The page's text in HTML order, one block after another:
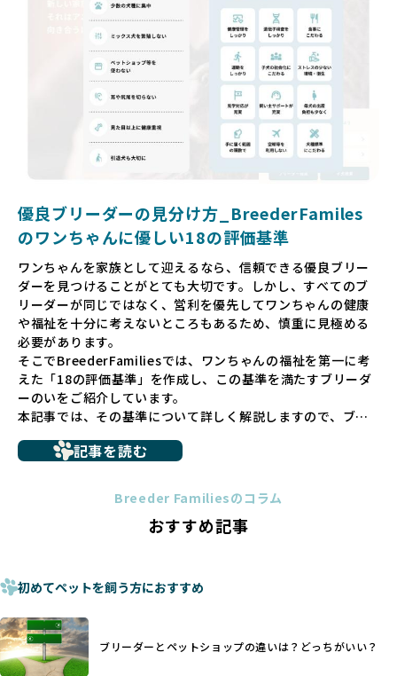
だからこそ、私たちは正しい情報と安心して選べる場所を提
供すべきだと考えています。BreederFamiliesでは、ワンち
ゃんを家族のように愛する「優良ブリーダー」のみを独自の
厳しい基準で厳選し、その評価基準や評価結果をオープンに
しています。これにより、消費者の皆様が安心して子犬やブ
リーダーを選べる環境を整えています。
そして、消費者の皆様が正しい情報をもとに優良ブリーダー
を求めることで、ワンちゃんを家族のように愛する優良ブリ
ーダーが増え、営利優先の「悪徳ブリーダー」が自然と淘汰
される社会を目指しています。目の前の子犬だけでなく、親
ゃんに優しい世界を築いていきたいと考えています。
長するための環境が十分に整っていない場合が多く、販売ま
での間に過密な環境や長距離移動のストレスを受けることが
少なくありません。このような環境は、健康リスクや社会性
の問題につながりやすく、ワンちゃんにとっても望ましいと
は言えません。
こうした背景から、BreederFamiliesはペットショップを介
さない直接販売を採用するとともに、ペットオークションや
ペットショップを利用するブリーダーの掲載も行ってしませ
ん。
ペットショップを避けた方がいい理由の詳細はこちら
法令レベルの最低基準にとどまっていることが問題です。こ
ものに過ぎず、ワンちゃんの心身の福祉やブリーダーの責任
少なくなく、消費者にとって選択の判断が難しい現状があり
さらに、書類審査のみで掲載が許可されるサイトが多く、実
際の飼育環境やブリーダーの姿勢が見えにくい点も課題で
す。こうしたサイトでは、ブリーダーが記載する情報が主で
優良ブリーダーの見分け方_BreederFamiles
のワンちゃんに優しい18の評価基準
ワンちゃんを家族として迎えるなら、信頼できる優良ブリー
ダーを見つけることがとても大切です。しかし、すべてのブ
リーダーが同じではなく、営利を優先してワンちゃんの健康
や福祉を十分に考えないところもあるため、慎重に見極める
必要があります。
そこでBreederFamiliesでは、ワンちゃんの福祉を第一に考
えた「18の評価基準」を作成し、この基準を満たすブリーダ
ーのいをご紹介しています。
本記事では、その基準について詳しく解説しますので、ブリ
に断尾（しっぽを切る）や断耳（耳を切る）が行われている
ことがあります。
これは痛みを伴う処置で、ワンちゃんの身体的な負担が大き
手段でもあるため、切断されることで他の犬や人間との意思
ヨーロッパ諸国ではこうした処置が禁止されている一方で、
日本ではいまだ行われる場合があります。
優良ブリーダーは動物福祉を優先し、ワンちゃんの自然な姿
記事を読む
Breeder Familiesのコラム
おすすめ記事
初めてペットを飼う方におすすめ
ブリーダーとペットショップの違いは？どっちがいい？